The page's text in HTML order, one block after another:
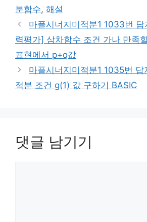
분함수, 해설
마플시너지미적분1 1033번
력평가] 삼차함수 조건 가나 만족
표현에서 p+q값
마플시너지미적분1 1035번 답
적분 조건 g(1) 값 구하기 BASIC
댓글 남기기